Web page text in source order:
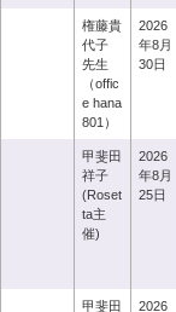
権藤貴
代子
先生
（offic
e hana
801）
2026
年8月
30日
甲斐田
祥子
(Roset
ta主
催)
2026
年8月
25日
甲斐田
2026